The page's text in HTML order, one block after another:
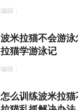
编辑：
波米拉猫不会游
拉猫学游泳记
编辑：
怎么训练波米拉